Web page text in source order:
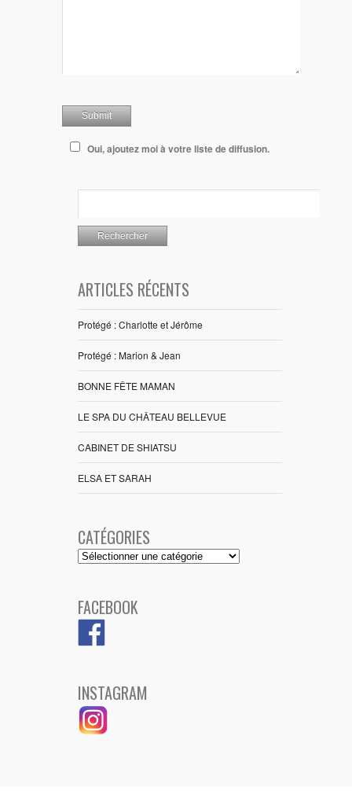
Oui, ajoutez moi à votre liste de diffusion.
ARTICLES RÉCENTS
Protégé : Charlotte et Jérôme
Protégé : Marion & Jean
BONNE FÊTE MAMAN
LE SPA DU CHÂTEAU BELLEVUE
CABINET DE SHIATSU
ELSA ET SARAH
CATÉGORIES
Catégories
FACEBOOK
INSTAGRAM